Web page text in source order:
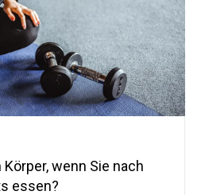
wenn Sie nach
essen?